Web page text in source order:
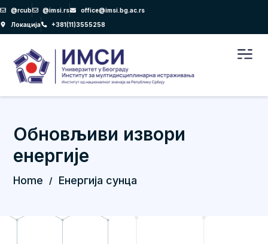
Пређи
на
садржај
@rcub @imsi.rs
office@imsi.bg.ac.rs
Локација
+381(11)3555258
Обновљиви извори
енергије
Home / Енергија сунца